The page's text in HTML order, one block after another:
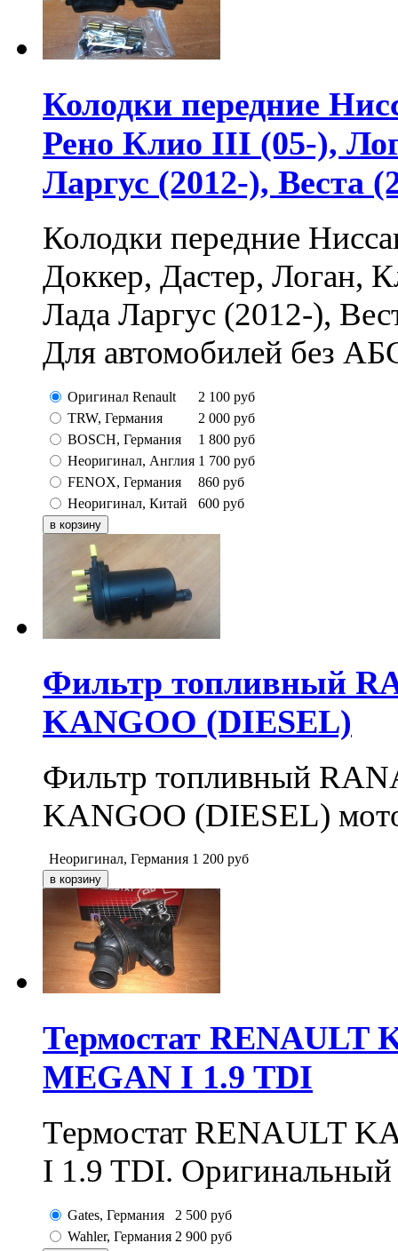
Колодки передние
Рено Клио III (05-),
Ларгус (2012-), Веста
Колодки передние
Доккер, Дастер, Логан,
Лада Ларгус (2012-),
Для автомобилей без
Оригинал Renault 2 100 руб
TRW, Германия
2 000 руб
BOSCH, Германия
1 800 руб
Неоригинал, Англия 1 700 руб
FENOX, Германия
860 руб
Неоригинал, Китай
600 руб
Фильтр топливный
KANGOO (DIESEL)
Фильтр топливный
KANGOO (DIESEL)
Неоригинал, Германия 1 200 руб
Термостат RENAULT
MEGAN I 1.9 TDI
Термостат RENAULT
I 1.9 TDI.
Gates, Германия 2 500 руб
Wahler, Германия 2 900 руб